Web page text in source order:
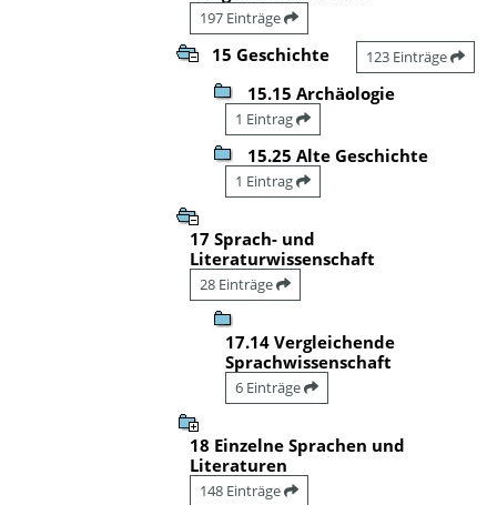
197 Einträge
15 Geschichte 123 Einträge
15.15 Archäologie
1 Eintrag
15.25 Alte Geschichte
1 Eintrag
17 Sprach- und
Literaturwissenschaft
28 Einträge
17.14 Vergleichende
Sprachwissenschaft
6 Einträge
18 Einzelne Sprachen und
Literaturen
148 Einträge